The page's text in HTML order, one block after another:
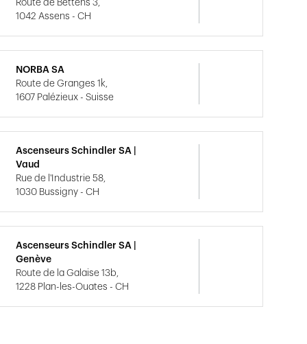
Route de Bettens 3,
1042 Assens - CH
NORBA SA
Route de Granges 1k,
1607 Palézieux - Suisse
Ascenseurs Schindler SA |
Vaud
Rue de l'Industrie 58,
1030 Bussigny - CH
Ascenseurs Schindler SA |
Genève
Route de la Galaise 13b,
1228 Plan-les-Ouates - CH